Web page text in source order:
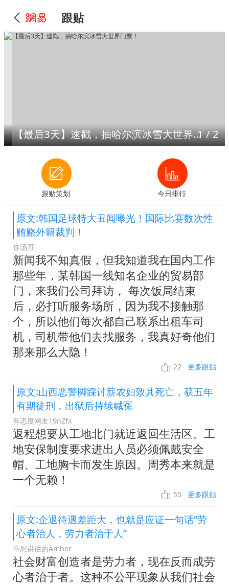
跟贴
【最后3天】速戳，抽哈尔滨冰雪大世界门票！1/2
跟贴策划 今日排行
原文:韩国足球特大丑闻曝光！国际比赛数次性
贿赂外籍裁判！
你汤哥
新闻我不知真假，但我知道我在国内工作
那些年，某韩国一线知名企业的贸易部
门，来我们公司拜访， 每次饭局结束
后，必打听服务场所，因为我不接触那
个，所以他们每次都自己联系出租车司
机，司机带他们去找服务，我真好奇他们
那来那么大隐！
22 更多跟贴
原文:山西恶警脚踩讨薪农妇致其死亡，获五年
有期徒刑，出狱后持续喊冤
有态度网友19nZfx
返程想要从工地北门就近返回生活区。工
地安保制度要求进出人员必须佩戴安全
帽、工地胸卡而发生原因。周秀本来就是
一个无赖！
55 更多跟贴
原文:企退待遇差距大，也就是应证一句话“劳
心者治人，劳力者治于人”
不想讲话的Amber
社会财富创造者是劳力者，现在反而成劳
心者治于者。这种不公平现象从我们社会